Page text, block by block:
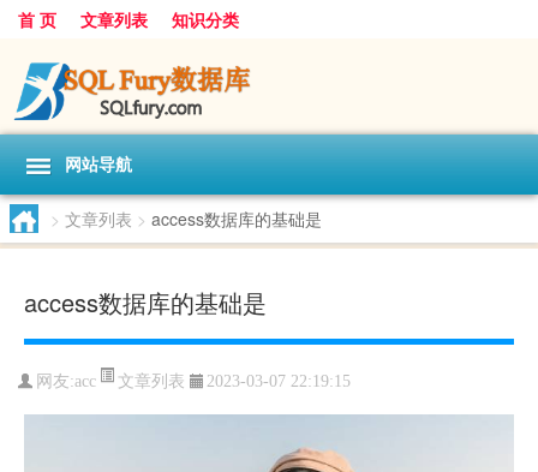
首 页 文章列表 知识分类
网站导航
> 文章列表 > access数据库的基础是
access数据库的基础是
网友:acc 文章列表 2023-03-07 22:19:15